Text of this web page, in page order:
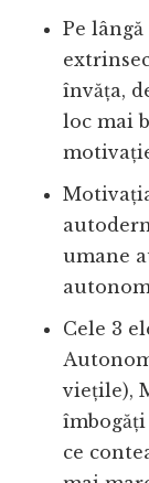
Pe
învăța,
loc mai
umane
Cele 3
viețile),
ce